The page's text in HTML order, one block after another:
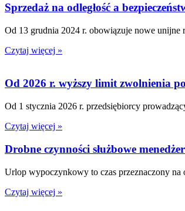
Sprzedaż na odległość a
Od 13 grudnia 2024 r. obowiązuje nowe unijne
Czytaj więcej »
Od 2026 r. wyższy limit zwolnienia
Od 1 stycznia 2026 r. przedsiębiorcy
Czytaj więcej »
Drobne czynności służbowe
Urlop wypoczynkowy to czas przeznaczony
Czytaj więcej »